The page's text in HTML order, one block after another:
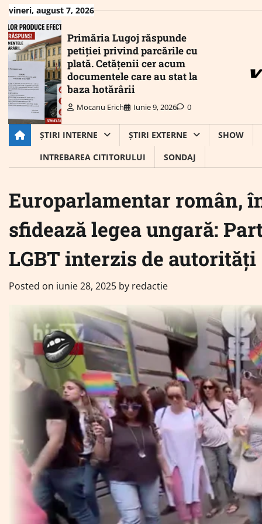
Skip
content
vineri, august 7, 2026
Primăria Lugoj răspunde
petiției privind parcările cu
plată. Cetățenii cer acum
documentele care au stat la
baza hotărârii
Mocanu Erich Iunie 9, 2026 0
ȘTIRI INTERNE ȘTIRI EXTERNE
SHOW
INTREBAREA CITITORULUI
SONDAJ
Europarlamentar român,
sfidează legea ungară:
LGBT interzis de autorități
Posted on iunie 28, 2025 by redactie